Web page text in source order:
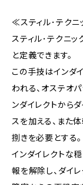
≪スティル･テク
スティル･テクニ
と定義できます。
この手技はインダ
われる、オステオ
ンダイレクトから
スを加える、また
捌きを必要とする。
インダイレクトな
報を解除し、ダイ